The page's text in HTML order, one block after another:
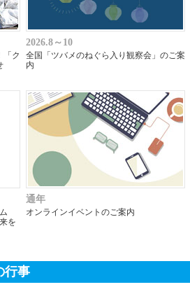
「ク
2026.8～10
全国「ツバメのねぐら入り観察会」のご案
内
を
通年
オンラインイベントのご案内
行事